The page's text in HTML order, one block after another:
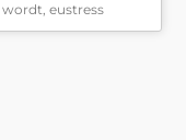
eustress